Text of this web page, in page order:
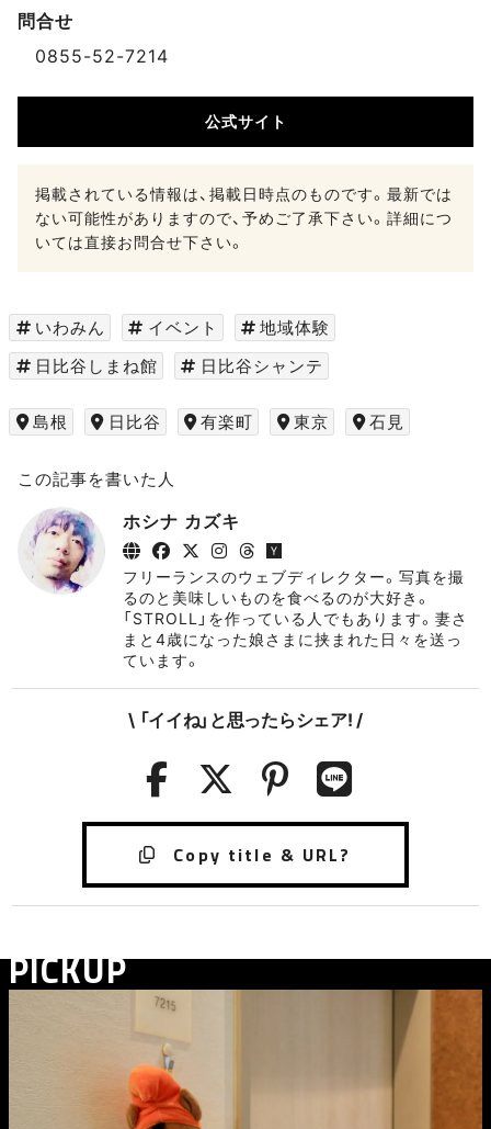
問合せ
0855-52-7214
公式サイト
掲載されている情報は、掲載日時点のものです。最新では
ない可能性がありますので、予めご了承下さい。詳細につ
いては直接お問合せ下さい。
いわみん イベント
地域体験
日比谷しまね館
日比谷シャンテ
島根 日比谷 有楽町 東京 石見
この記事を書いた人
ホシナ カズキ
フリーランスのウェブディレクター。写真を撮
るのと美味しいものを食べるのが大好き。
「STROLL」を作っている人でもあります。妻さ
まと4歳になった娘さまに挟まれた日々を送っ
ています。
\ 「イイね」と思ったらシェア! /
PICKUP